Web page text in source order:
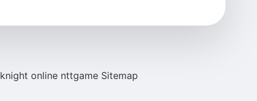
knight online nttgame Sitemap